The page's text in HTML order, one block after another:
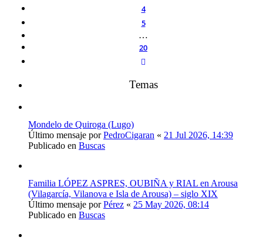
4
5
…
20
Temas
Mondelo de Quiroga (Lugo)
Último mensaje porPedroCigaran « 21 Jul 2026, 14:39
Publicado en Buscas
Familia LÓPEZ ASPRES, OUBIÑA y RIAL en Arousa
(Vilagarcía, Vilanova e Isla de Arousa) – siglo XIX
Último mensaje porPérez « 25 May 2026, 08:14
Publicado en Buscas